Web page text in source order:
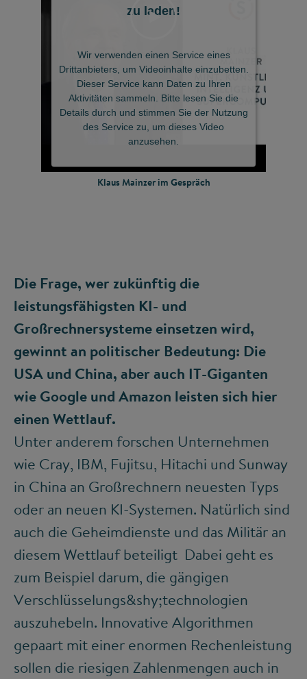
zu laden!
Wir verwenden einen Service eines
Drittanbieters, um Videoinhalte einzubetten.
Dieser Service kann Daten zu Ihren
Aktivitäten sammeln. Bitte lesen Sie die
Details durch und stimmen Sie der Nutzung
des Service zu, um dieses Video
anzusehen.
Mehr Informationen
Platform
Klaus Mainzer im Gespräch
Die Frage, wer zukünftig die
leistungsfähigsten KI- und
Großrechnersysteme einsetzen wird,
gewinnt an politischer Bedeutung: Die
USA und China, aber auch IT-Giganten
wie Google und Amazon leisten sich hier
einen Wettlauf.
Unter anderem forschen Unternehmen
wie Cray, IBM, Fujitsu, Hitachi und Sunway
in China an Großrechnern neuesten Typs
oder an neuen KI-Systemen. Natürlich sind
auch die Geheimdienste und das Militär an
diesem Wettlauf beteiligt Dabei geht es
zum Beispiel darum, die gängigen
Verschlüsselungs&shy;technologien
auszuhebeln. Innovative Algorithmen
gepaart mit einer enormen Rechenleistung
sollen die riesigen Zahlenmengen auch in